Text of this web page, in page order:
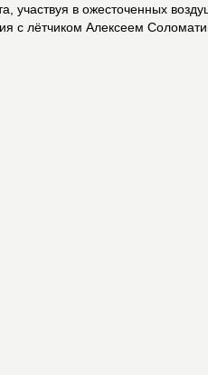
участвуя в ожесточенных
с лётчиком Алексеем